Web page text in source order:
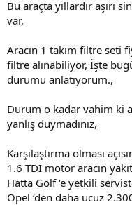
Bu araçta yıllardır
var,
Aracın 1 takım filtre seti
filtre alınabiliyor, İşte
durumu anlatıyorum.,
Durum o kadar vahim ki
yanlış duymadınız,
Karşılaştırma olması
1.6 TDI motor aracın
Hatta Golf ‘e yetkili
Opel ‘den daha ucuz